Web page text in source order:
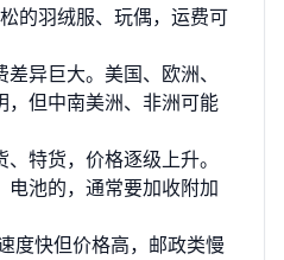
的羽绒服、玩偶，运费可
异巨大。美国、欧洲、
，但中南美洲、非洲可能
、特货，价格逐级上升。
电池的，通常要加收附加
度快但价格高，邮政类慢